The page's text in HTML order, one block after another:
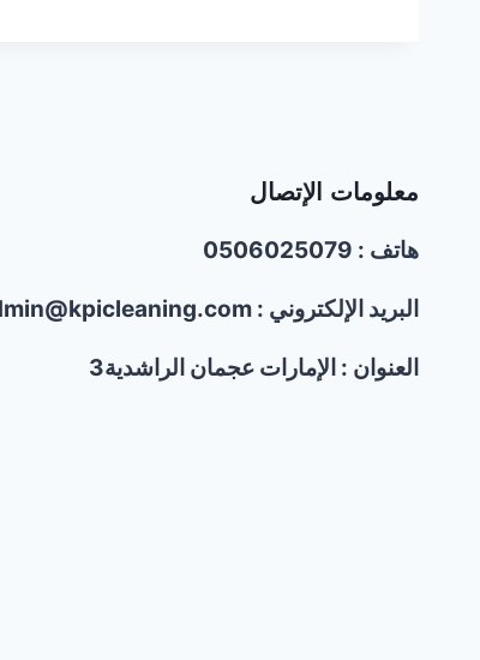
معلومات الإتصال
هاتف : 0506025079
البريد الإلكتروني : admin@kpicleaning.com
العنوان : الإمارات عجمان الراشدية3